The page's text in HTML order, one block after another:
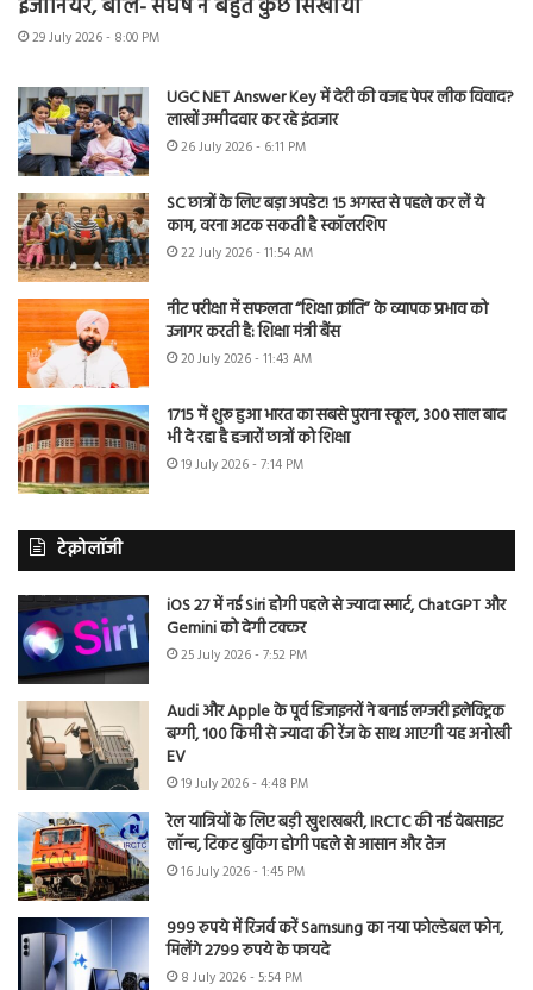
इंजीनियर, बोले- संघर्ष ने बहुत कुछ सिखाया
29 July 2026 - 8:00 PM
UGC NET Answer Key में देरी की वजह पेपर लीक विवाद?
लाखों उम्मीदवार कर रहे इंतजार
26 July 2026 - 6:11 PM
SC छात्रों के लिए बड़ा अपडेट! 15 अगस्त से पहले कर लें ये
काम, वरना अटक सकती है स्कॉलरशिप
22 July 2026 - 11:54 AM
नीट परीक्षा में सफलता “शिक्षा क्रांति” के व्यापक प्रभाव को
उजागर करती है: शिक्षा मंत्री बैंस
20 July 2026 - 11:43 AM
1715 में शुरू हुआ भारत का सबसे पुराना स्कूल, 300 साल बाद
भी दे रहा है हजारों छात्रों को शिक्षा
19 July 2026 - 7:14 PM
टेक्नोलॉजी
iOS 27 में नई Siri होगी पहले से ज्यादा स्मार्ट, ChatGPT और
Gemini को देगी टक्कर
25 July 2026 - 7:52 PM
Audi और Apple के पूर्व डिजाइनरों ने बनाई लग्जरी इलेक्ट्रिक
बग्गी, 100 किमी से ज्यादा की रेंज के साथ आएगी यह अनोखी
EV
19 July 2026 - 4:48 PM
रेल यात्रियों के लिए बड़ी खुशखबरी, IRCTC की नई वेबसाइट
लॉन्च, टिकट बुकिंग होगी पहले से आसान और तेज
16 July 2026 - 1:45 PM
999 रुपये में रिजर्व करें Samsung का नया फोल्डेबल फोन,
मिलेंगे 2799 रुपये के फायदे
8 July 2026 - 5:54 PM